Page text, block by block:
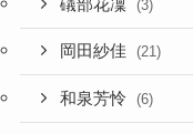
礒部花凜 (3)
岡田紗佳 (21)
和泉芳怜 (6)